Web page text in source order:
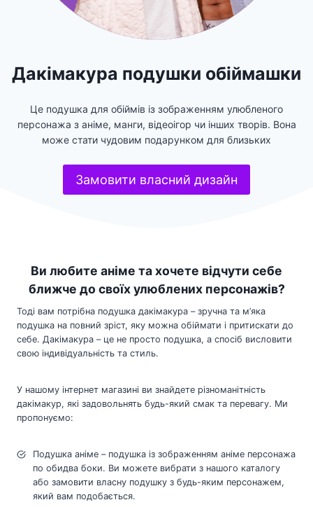
Дакімакура подушки обіймашки
Це подушка для обіймів із зображенням улюбленого
персонажа з аніме, манги, відеоігор чи інших творів. Вона
може стати чудовим подарунком для близьких
Замовити власний дизайн
Ви любите аніме та хочете відчути себе
ближче до своїх улюблених персонажів?
Тоді вам потрібна подушка дакімакура – зручна та м’яка
подушка на повний зріст, яку можна обіймати і притискати до
себе. Дакімакура – це не просто подушка, а спосіб висловити
свою індивідуальність та стиль.
У нашому інтернет магазині ви знайдете різноманітність
дакімакур, які задовольнять будь-який смак та перевагу. Ми
пропонуємо:
Подушка аніме – подушка із зображенням аніме персонажа
по обидва боки. Ви можете вибрати з нашого каталогу
або замовити власну подушку з будь-яким персонажем,
який вам подобається.